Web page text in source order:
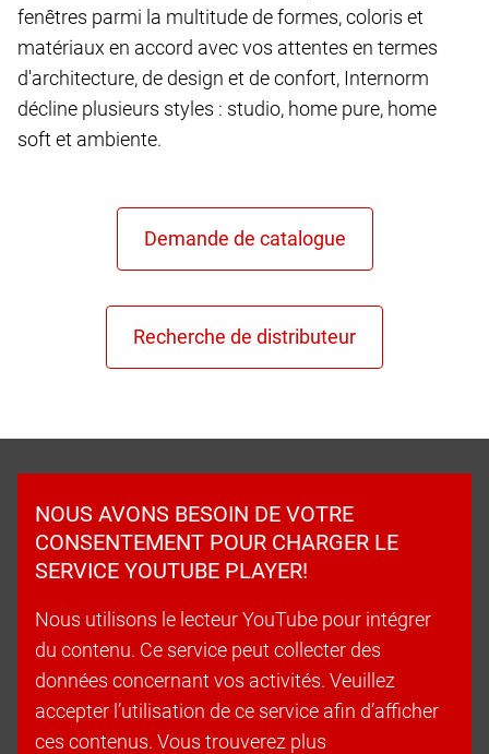
fenêtres parmi la multitude de formes, coloris et
matériaux en accord avec vos attentes en termes
d'architecture, de design et de confort, Internorm
décline plusieurs styles : studio, home pure, home
soft et ambiente.
NOUS AVONS BESOIN DE VOTRE
CONSENTEMENT POUR CHARGER LE
SERVICE YOUTUBE PLAYER!
Nous utilisons le lecteur YouTube pour intégrer
du contenu. Ce service peut collecter des
données concernant vos activités. Veuillez
accepter l’utilisation de ce service afin d’afficher
ces contenus. Vous trouverez plus